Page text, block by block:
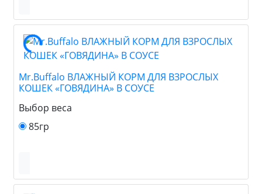
Mr.Buffalo ВЛАЖНЫЙ КОРМ ДЛЯ ВЗРОСЛЫХ
КОШЕК «ГОВЯДИНА» В СОУСЕ
Выбор веса
85гр